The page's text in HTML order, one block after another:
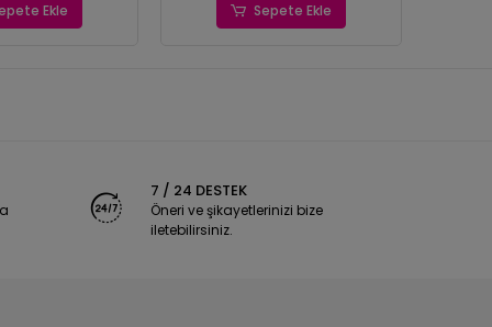
Ekle Sepete Ekle
7 / 24 DESTEK
Öneri ve şikayetlerinizi bize
iletebilirsiniz.